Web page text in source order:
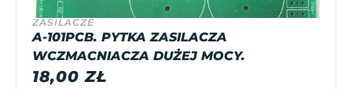
ZASILACZE
A-101PCB. PYTKA ZASILACZA
WCZMACNIACZA DUŻEJ MOCY.
18,00ZŁ